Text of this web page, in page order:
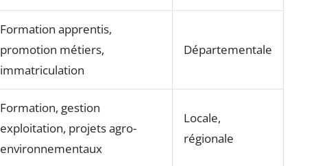
Formation apprentis,
promotion métiers,
immatriculation
Départementale
Formation, gestion
exploitation, projets agro-
environnementaux
Locale,
régionale